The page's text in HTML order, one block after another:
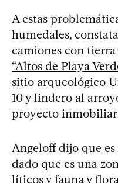
A estas
humedales,
camiones con tierra
“Altos de Playa
sitio arqueológico
10 y lindero al
proyecto
Angeloff dijo que es
dado que es una
líticos y fauna y